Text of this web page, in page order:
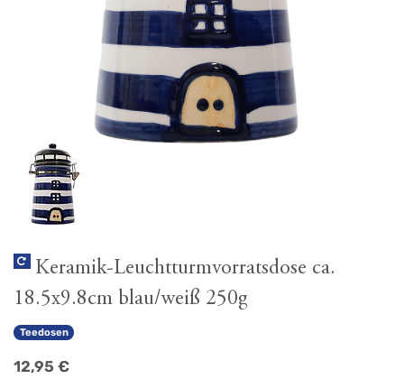
Keramik-Leuchtturmvorratsdose ca.
18.5x9.8cm blau/weiß 250g
Teedosen
12,95 €